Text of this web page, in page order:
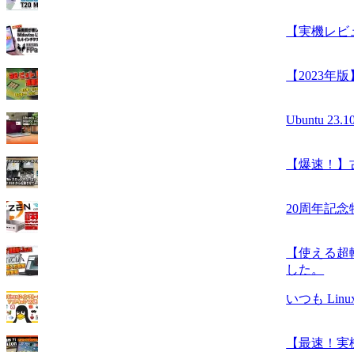
【実機レ
【2023年
Ubuntu
【爆速！
20周年記念
【使える
した。
いつも
【最速！